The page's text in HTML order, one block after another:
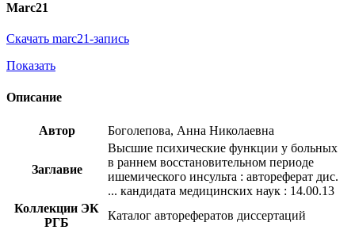
Marc21
Скачать marc21-запись
Показать
Описание
Автор Боголепова, Анна Николаевна
Заглавие
Высшие психические функции у больных
в раннем восстановительном периоде
ишемического инсульта : автореферат дис.
... кандидата медицинских наук : 14.00.13
Коллекции ЭК
РГБ
Каталог авторефератов диссертаций